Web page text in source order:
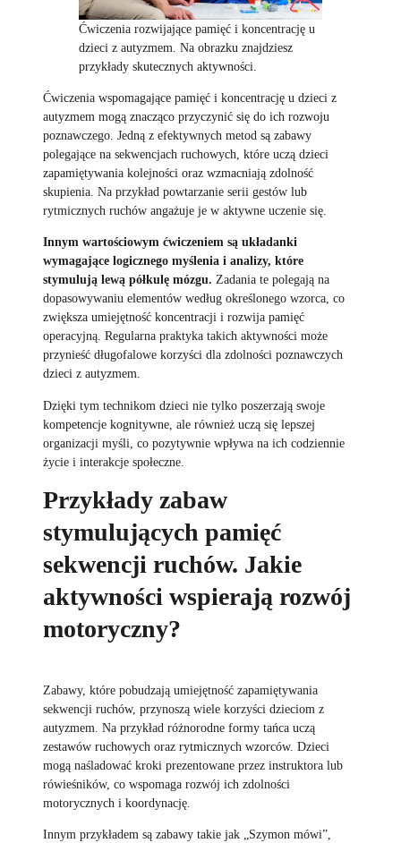
Ćwiczenia rozwijające pamięć i koncentrację u
dzieci z autyzmem. Na obrazku znajdziesz
przykłady skutecznych aktywności.
Ćwiczenia wspomagające pamięć i koncentrację u dzieci z
autyzmem mogą znacząco przyczynić się do ich rozwoju
poznawczego. Jedną z efektywnych metod są zabawy
polegające na sekwencjach ruchowych, które uczą dzieci
zapamiętywania kolejności oraz wzmacniają zdolność
skupienia. Na przykład powtarzanie serii gestów lub
rytmicznych ruchów angażuje je w aktywne uczenie się.
Innym wartościowym ćwiczeniem są układanki
wymagające logicznego myślenia i analizy, które
stymulują lewą półkulę mózgu. Zadania te polegają na
dopasowywaniu elementów według określonego wzorca, co
zwiększa umiejętność koncentracji i rozwija pamięć
operacyjną. Regularna praktyka takich aktywności może
przynieść długofalowe korzyści dla zdolności poznawczych
dzieci z autyzmem.
Dzięki tym technikom dzieci nie tylko poszerzają swoje
kompetencje kognitywne, ale również uczą się lepszej
organizacji myśli, co pozytywnie wpływa na ich codziennie
życie i interakcje społeczne.
Przykłady zabaw
stymulujących pamięć
sekwencji ruchów. Jakie
aktywności wspierają rozwój
motoryczny?
Zabawy, które pobudzają umiejętność zapamiętywania
sekwencji ruchów, przynoszą wiele korzyści dzieciom z
autyzmem. Na przykład różnorodne formy tańca uczą
zestawów ruchowych oraz rytmicznych wzorców. Dzieci
mogą naśladować kroki prezentowane przez instruktora lub
rówieśników, co wspomaga rozwój ich zdolności
motorycznych i koordynację.
Innym przykładem są zabawy takie jak „Szymon mówi”,